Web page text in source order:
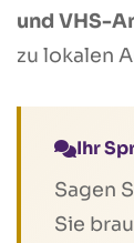
und VHS-
zu lokalen
Ihr
Sagen
Sie